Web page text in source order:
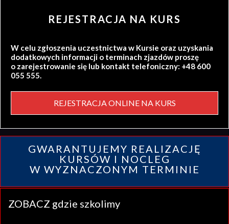
REJESTRACJA NA KURS
W celu zgłoszenia uczestnictwa w Kursie oraz uzyskania
dodatkowych informacji o terminach zjazdów proszę
o zarejestrowanie się lub kontakt telefoniczny: +48 600
055 555.
REJESTRACJA ONLINE NA KURS
GWARANTUJEMY REALIZACJĘ
KURSÓW I NOCLEG
W WYZNACZONYM TERMINIE
ZOBACZ gdzie szkolimy